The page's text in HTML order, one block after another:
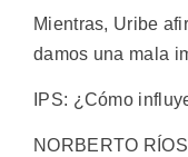
Mientras, Uribe
damos una mala
IPS: ¿Cómo
NORBERTO